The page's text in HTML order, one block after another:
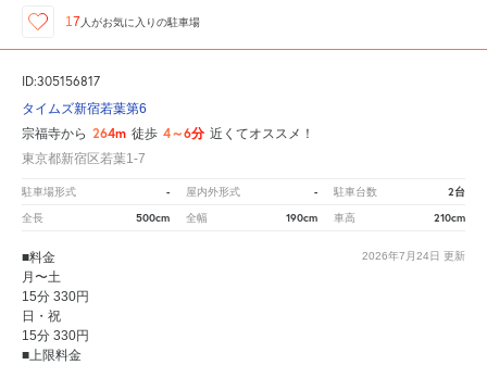
17 人がお気に入りの駐車場
ID:305156817
タイムズ新宿若葉第6
宗福寺から 264m 徒歩 4～6分 近くてオススメ！
東京都新宿区若葉1-7
駐車場形式 - 屋内外形式 - 駐車台数 2台
全長 500cm 全幅 190cm 車高 210cm
2026年7月24日 更新
■料金
月〜土
15分 330円
日・祝
15分 330円
■上限料金